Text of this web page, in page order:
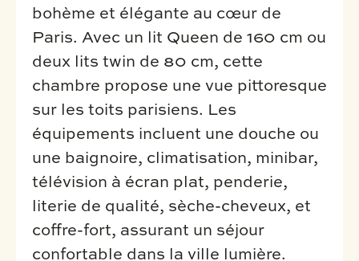
bohème et élégante au cœur de
Paris. Avec un lit Queen de 160 cm ou
deux lits twin de 80 cm, cette
chambre propose une vue pittoresque
sur les toits parisiens. Les
équipements incluent une douche ou
une baignoire, climatisation, minibar,
télévision à écran plat, penderie,
literie de qualité, sèche-cheveux, et
coffre-fort, assurant un séjour
confortable dans la ville lumière.